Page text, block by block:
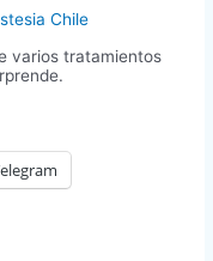
Chile
varios tratamientos